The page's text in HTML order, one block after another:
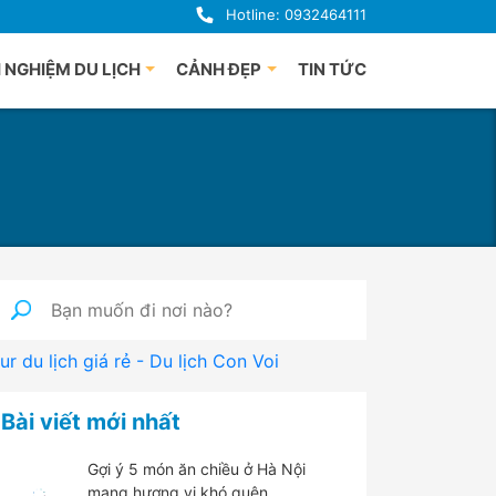
Hotline: 0932464111
Ngãi
Trang
Định
Thiết
NGHIỆM DU LỊCH CẢNH ĐẸP TIN TỨC
du lịch giá rẻ - Du lịch Con Voi
Bài viết mới nhất
Gợi ý 5 món ăn chiều ở Hà Nội
mang hương vị khó quên